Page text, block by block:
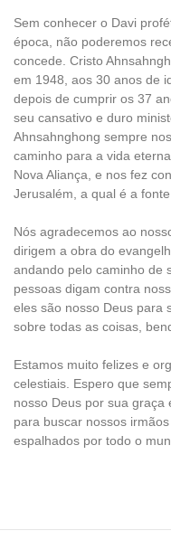
Sem conhecer o Davi
época, não poderemos
concede. Cristo
em 1948, aos 30 anos de
depois de cumprir os 37
seu cansativo e duro
Ahnsahnghong sempre
caminho para a vida
Nova Aliança, e nos fez
Jerusalém, a qual é a
Nós agradecemos ao
dirigem a obra do
andando pelo caminho de
pessoas digam contra
eles são nosso Deus para
sobre todas as coisas,
Estamos muito felizes e
celestiais. Espero que
nosso Deus por sua graça
para buscar nossos
espalhados por todo o